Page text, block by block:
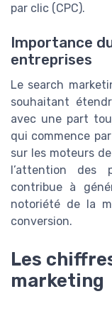
par clic (CPC).
Importance
entreprises
Le search
souhaitant
avec une part
qui commence
sur les moteurs
l’attention des
contribue à
notoriété de la
conversion.
Les
marketing